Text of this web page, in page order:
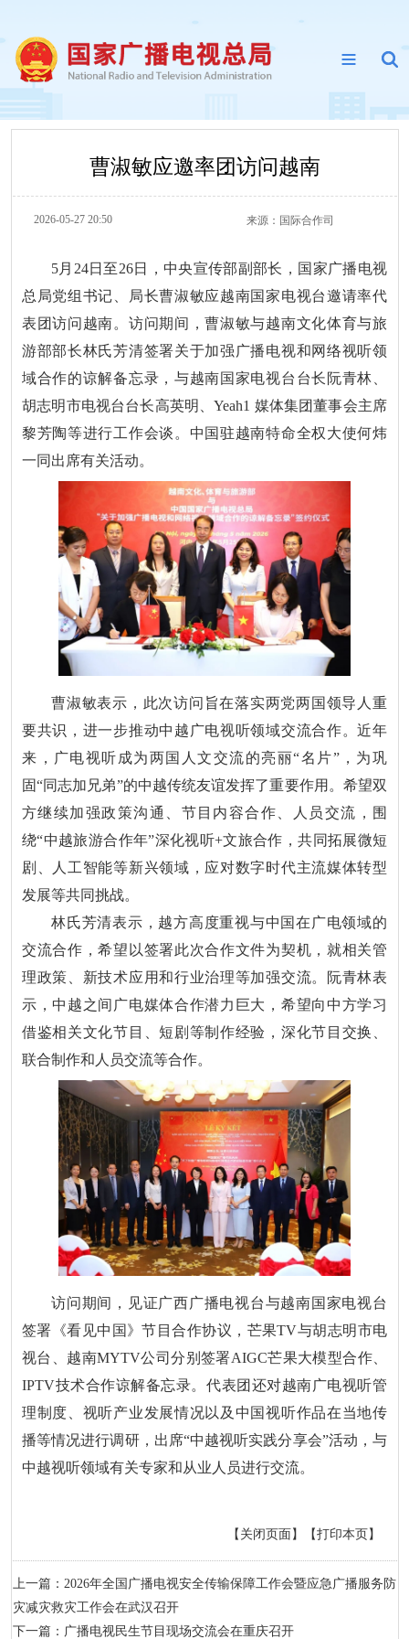
曹淑敏应邀率团访问越南
2026-05-27 20:50 来源： 国际合作司
5月24日至26日，中央宣传部副部长，国家广播电视
总局党组书记、局长曹淑敏应越南国家电视台邀请率代
表团访问越南。访问期间，曹淑敏与越南文化体育与旅
游部部长林氏芳清签署关于加强广播电视和网络视听领
域合作的谅解备忘录，与越南国家电视台台长阮青林、
胡志明市电视台台长高英明、Yeah1 媒体集团董事会主席
黎芳陶等进行工作会谈。中国驻越南特命全权大使何炜
一同出席有关活动。
曹淑敏表示，此次访问旨在落实两党两国领导人重
要共识，进一步推动中越广电视听领域交流合作。近年
来，广电视听成为两国人文交流的亮丽“名片”，为巩
固“同志加兄弟”的中越传统友谊发挥了重要作用。希望双
方继续加强政策沟通、节目内容合作、人员交流，围
绕“中越旅游合作年”深化视听+文旅合作，共同拓展微短
剧、人工智能等新兴领域，应对数字时代主流媒体转型
发展等共同挑战。
林氏芳清表示，越方高度重视与中国在广电领域的
交流合作，希望以签署此次合作文件为契机，就相关管
理政策、新技术应用和行业治理等加强交流。阮青林表
示，中越之间广电媒体合作潜力巨大，希望向中方学习
借鉴相关文化节目、短剧等制作经验，深化节目交换、
联合制作和人员交流等合作。
访问期间，见证广西广播电视台与越南国家电视台
签署《看见中国》节目合作协议，芒果TV与胡志明市电
视台、越南MYTV公司分别签署AIGC芒果大模型合作、
IPTV技术合作谅解备忘录。代表团还对越南广电视听管
理制度、视听产业发展情况以及中国视听作品在当地传
播等情况进行调研，出席“中越视听实践分享会”活动，与
中越视听领域有关专家和从业人员进行交流。
【打印本页】
【关闭页面】
上一篇：2026年全国广播电视安全传输保障工作会暨应急广播服务防
灾减灾救灾工作会在武汉召开
下一篇：广播电视民生节目现场交流会在重庆召开